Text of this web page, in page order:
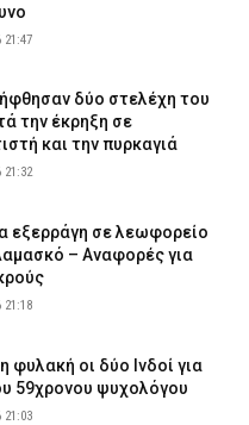
21:47
δύο στελέχη του
την έκρηξη σε
και την πυρκαγιά
21:32
εξερράγη σε λεωφορείο
– Αναφορές για
21:18
φυλακή οι δύο Ινδοί για
59χρονου ψυχολόγου
21:03